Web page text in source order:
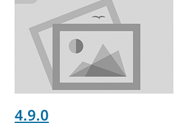
4.9.0